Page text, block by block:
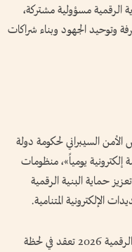
الرقمية مسؤولية مشتركة،
وتوحيد الجهود وبناء شراكات
السيبراني لحكومة دولة
بعنوان «750 ألف هجمة إلكترونية يومياً»، منظومات
حماية البنية الرقمية
الإلكترونية المتنامية.
وأكد الدكتور محمد الكويتي أن خلوة الجاهزية الرقمية 2026 تعقد في لحظة